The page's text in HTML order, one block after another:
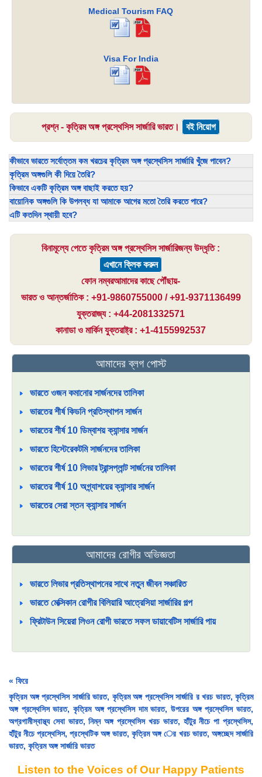
Medical Tourism FAQ
Visa For India
প্রশ্ন - কৃত্রিম অঙ্গ প্রস্থেসিস সার্জারি ভারত। বই নিয়োগ
কীভাবে ভারতে সর্বোত্তম কম খরচের কৃত্রিম অঙ্গ প্রস্থেসিস সার্জারি খুঁজে পাবেন?
কৃত্রিম অঙ্গগুলি কী দিয়ে তৈরি?
কিভাবে একটি কৃত্রিম অঙ্গ বাছাই করতে হয়?
বায়োনিক অঙ্গগুলি কি উপলব্ধ যা আমাকে আগের মতো তৈরি করতে পারে?
এটি কতদিন স্থায়ী হবে?
বিনামূল্যে পেতে কৃত্রিম অঙ্গ প্রস্থেসিস সার্জারিজন্য উদ্ধৃতি :
এখানে ক্লিক করুন
ফোন নম্বরআমাদের কাছে পৌঁছায়-
ভারত ও আন্তর্জাতিক : +91-9860755000 / +91-9371136499
যুক্তরাজ্য : +44-2081332571
কানাডা ও মার্কিন যুক্তরাষ্ট্র : +1-4155992537
আমাদের ব্লগ পোস্ট
ভারতে ওজন কমানোর সার্জনদের তালিকা
ভারতের শীর্ষ কিডনি প্রতিস্থাপন সার্জন
ভারতের শীর্ষ 10 ডিম্বাশয় ক্যান্সার সার্জন
ভারতে হিস্টেরেকটমি সার্জনদের তালিকা
ভারতের শীর্ষ 10 লিভার ট্রান্সপ্লান্ট সার্জনের তালিকা
ভারতের শীর্ষ 10 অগ্ন্যাশয়ের ক্যান্সার সার্জন
ভারতের সেরা স্তন ক্যান্সার সার্জন
আমাদের রোগীর অভিজ্ঞতা
ভারতে লিভার প্রতিস্থাপনের সাথে নতুন জীবন সঞ্চারিত
ভারতে মেক্সিকান রোগীর বিলিয়ারি আত্রেসিয়া সার্জারির গল্প
ফ্রিটাউন সিয়েরা লিওন রোগী ভারতে সফল ডায়াবেটিস সার্জারি পায়
« ফিরে
কৃত্রিম অঙ্গ প্রস্থেসিস সার্জারি ভারত, কৃত্রিম অঙ্গ প্রস্থেসিস সার্জারি র খরচ ভারত, কৃত্রিম
অঙ্গ প্রস্থেসিস ভারত, কৃত্রিম অঙ্গ প্রস্থেসিস দাম ভারত, উপরের অঙ্গ প্রস্থেসিস ভারত,
অগ্রগামীস্বাস্থ্য সেবা ভারত, নিম্ন অঙ্গ প্রস্থেসিস খরচ ভারত, হাঁটুর নীচে পা প্রস্থেসিস,
হাঁটুর নীচে প্রস্থেসিস, প্রস্থেটিক অঙ্গ ভারত, কৃত্রিম অঙ্গ ের খরচ ভারত, অঙ্গচ্ছেদ সার্জারি
ভারত, কৃত্রিম অঙ্গ সার্জারি ভারত
Listen to the Voices of Our Happy Patients